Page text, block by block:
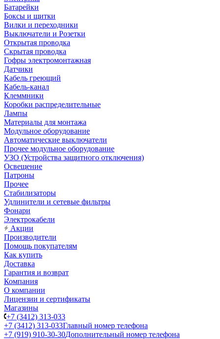
Батарейки
Боксы и щитки
Вилки и переходники
Выключатели и Розетки
Открытая проводка
Скрытая проводка
Гофры электромонтажная
Датчики
Кабель греющий
Кабель-канал
Клеммники
Коробки распределительные
Лампы
Материалы для монтажа
Модульное оборудование
Автоматические выключатели
Прочее модульное оборудование
УЗО (Устройства защитного отключения)
Освещение
Патроны
Прочее
Стабилизаторы
Удлинители и сетевые фильтры
Фонари
Электрокабели
Акции
Производители
Помощь покупателям
Как купить
Доставка
Гарантия и возврат
Компания
О компании
Лицензии и сертификаты
Магазины
+7 (3412) 313-033
+7 (3412) 313-033Главный номер телефона
+7 (919) 910-30-30Дополнительный номер телефона